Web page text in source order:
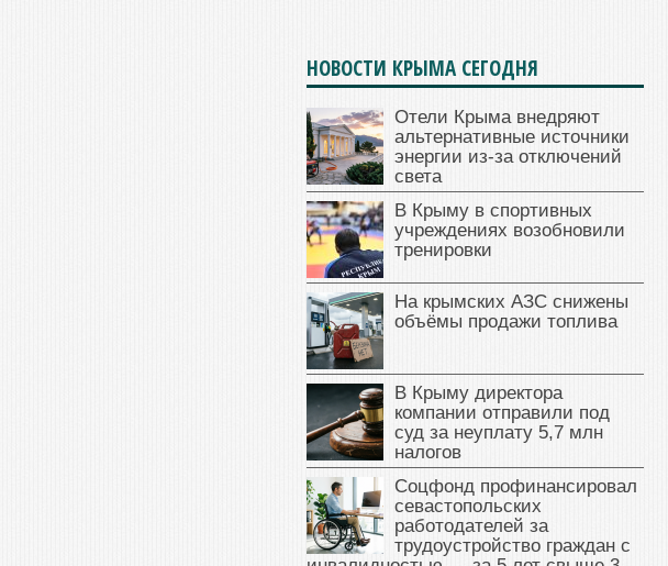
НОВОСТИ КРЫМА СЕГОДНЯ
Отели Крыма внедряют
альтернативные источники
энергии из-за отключений
света
В Крыму в спортивных
учреждениях возобновили
тренировки
На крымских АЗС снижены
объёмы продажи топлива
В Крыму директора
компании отправили под
суд за неуплату 5,7 млн
налогов
Соцфонд профинансировал
севастопольских
работодателей за
трудоустройство граждан с